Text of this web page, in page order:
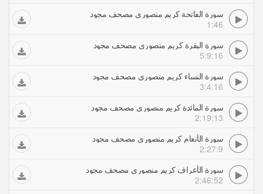
سورة الفاتحة كريم منصوري مصحف مجود
1:46
سورة البقرة كريم منصوري مصحف مجود
5:9:16
سورة النساء كريم منصوري مصحف مجود
3:4:16
سورة المائدة كريم منصوري مصحف مجود
2:19:13
سورة الأنعام كريم منصوري مصحف مجود
2:27:9
سورة الأعراف كريم منصوري مصحف مجود
2:46:52